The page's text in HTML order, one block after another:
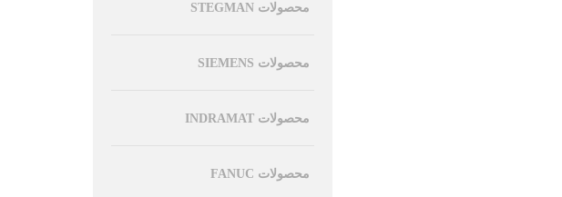
محصولات STEGMAN
محصولات SIEMENS
محصولات INDRAMAT
محصولات FANUC